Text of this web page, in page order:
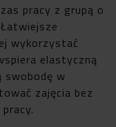
pracy z grupą o
wykorzystać
elastyczną
swobodę w
zajęcia bez